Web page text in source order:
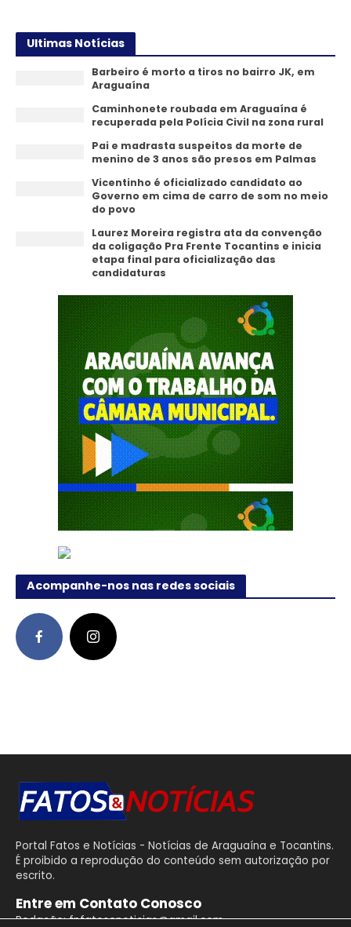
Ultimas Notícias
Barbeiro é morto a tiros no bairro JK, em
Araguaína
Caminhonete roubada em Araguaína é
recuperada pela Polícia Civil na zona rural
Pai e madrasta suspeitos da morte de
menino de 3 anos são presos em Palmas
Vicentinho é oficializado candidato ao
Governo em cima de carro de som no meio
do povo
Laurez Moreira registra ata da convenção
da coligação Pra Frente Tocantins e inicia
etapa final para oficialização das
candidaturas
Acompanhe-nos nas redes sociais
Portal Fatos e Notícias - Notícias de Araguaína e Tocantins.
É proibido a reprodução do conteúdo sem autorização por
escrito.
Entre em Contato Conosco
Redação: fnfatosenoticias@gmail.com